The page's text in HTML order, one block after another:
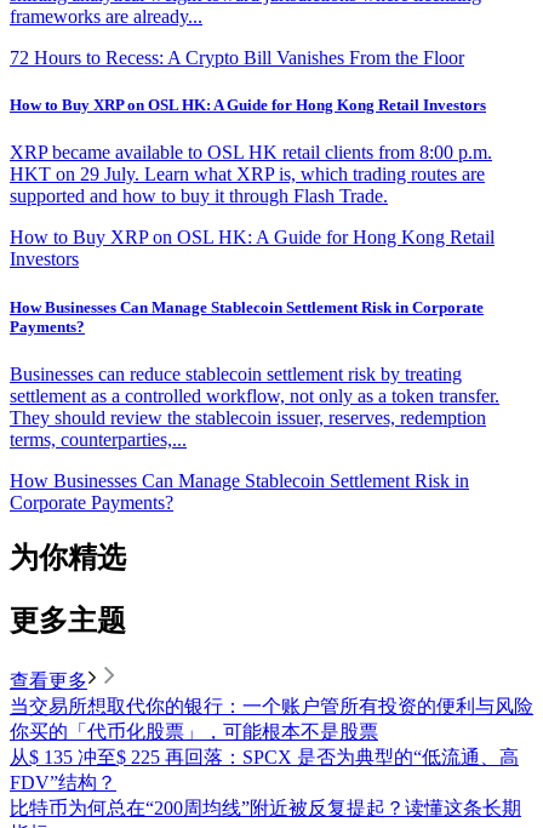
frameworks are already...
72 Hours to Recess: A Crypto Bill Vanishes From the Floor
How to Buy XRP on OSL HK: A Guide for Hong Kong Retail Investors
XRP became available to OSL HK retail clients from 8:00 p.m.
HKT on 29 July. Learn what XRP is, which trading routes are
supported and how to buy it through Flash Trade.
How to Buy XRP on OSL HK: A Guide for Hong Kong Retail
Investors
How Businesses Can Manage Stablecoin Settlement Risk in Corporate
Payments?
Businesses can reduce stablecoin settlement risk by treating
settlement as a controlled workflow, not only as a token transfer.
They should review the stablecoin issuer, reserves, redemption
terms, counterparties,...
How Businesses Can Manage Stablecoin Settlement Risk in
Corporate Payments?
为你精选
更多主题
查看更多
当交易所想取代你的银行：一个账户管所有投资的便利与风险
你买的「代币化股票」，可能根本不是股票
从$ 135 冲至$ 225 再回落：SPCX 是否为典型的“低流通、高
FDV”结构？
比特币为何总在“200周均线”附近被反复提起？读懂这条长期